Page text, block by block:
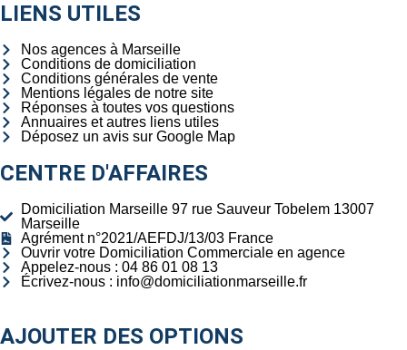
LIENS UTILES
Nos agences à Marseille
Conditions de domiciliation
Conditions générales de vente
Mentions légales de notre site
Réponses à toutes vos questions
Annuaires et autres liens utiles
Déposez un avis sur Google Map
CENTRE D'AFFAIRES
Domiciliation Marseille 97 rue Sauveur Tobelem 13007
Marseille
Agrément n°2021/AEFDJ/13/03 France
Ouvrir votre Domiciliation Commerciale en agence
Appelez-nous : 04 86 01 08 13
Écrivez-nous : info@domiciliationmarseille.fr
AJOUTER DES OPTIONS